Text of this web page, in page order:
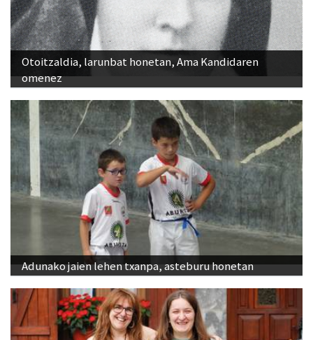
Otoitzaldia, larunbat honetan, Ama Kandidaren
omenez
Adunako jaien lehen txanpa, asteburu honetan